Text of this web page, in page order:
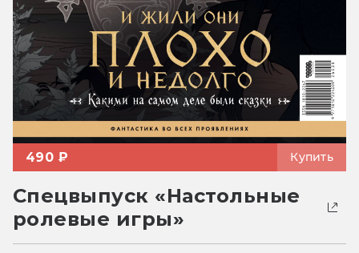
490 ₽ Купить
Спецвыпуск «Настольные
ролевые игры»